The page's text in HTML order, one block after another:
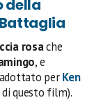
della
Battaglia
rosache
, e
perKen
questo film).